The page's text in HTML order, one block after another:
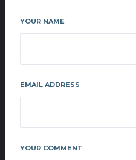
YOUR NAME
EMAIL ADDRESS
YOUR COMMENT